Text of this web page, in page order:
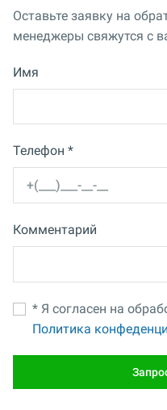
Оставьте заявку на
менеджеры свяжутся с
Имя
Телефон *
Комментарий
* Я согласен на
Политика